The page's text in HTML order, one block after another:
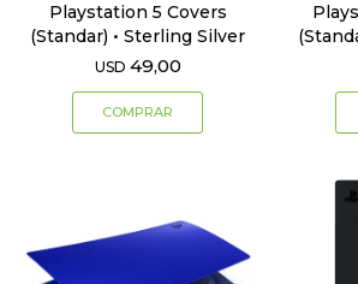
Playstation 5 Covers
(Standar) • Sterling Silver
USD 49,00